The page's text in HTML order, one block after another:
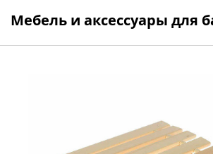
Мебель и аксессуары для